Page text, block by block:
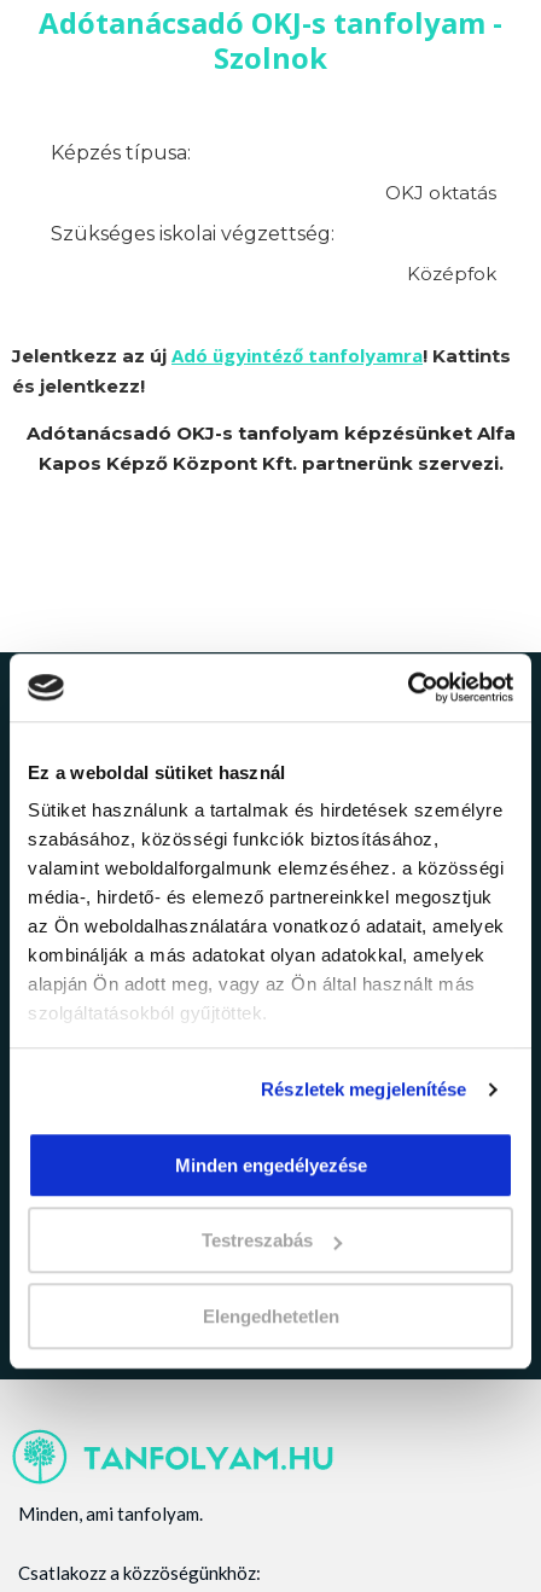
Ez a weboldal sütiket használ
Sütiket használunk a tartalmak és hirdetések személyre
szabásához, közösségi funkciók biztosításához,
valamint weboldalforgalmunk elemzéséhez. a közösségi
média-, hirdető- és elemező partnereinkkel megosztjuk
az Ön weboldalhasználatára vonatkozó adatait, amelyek
kombinálják a más adatokat olyan adatokkal, amelyek
alapján Ön adott meg, vagy az Ön által használt más
szolgáltatásokból gyűjtöttek.
Részletek megjelenítése
Minden engedélyezése
Testreszabás
Elengedhetetlen
Adótanácsadó OKJ-s tanfolyam -
Szolnok
Képzés típusa:
OKJ oktatás
Szükséges iskolai végzettség:
Középfok
Jelentkezz az új Adó ügyintéző tanfolyamra! Kattints
és jelentkezz!
Adótanácsadó OKJ-s tanfolyam képzésünket Alfa
Kapos Képző Központ Kft. partnerünk szervezi.
Ne maradj le a
legfrissebb
információkról!
Értesülj elsőként legújabb tanfolyamainkról,
legfrissebb híreinkről és időszakos
promócióinkról.
Elfogadom azadatkezelési tájékoztatóban
Minden, ami tanfolyam.
Csatlakozz a közzöségünkhöz: